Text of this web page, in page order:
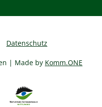
Datenschutz
| Made by Komm.ONE